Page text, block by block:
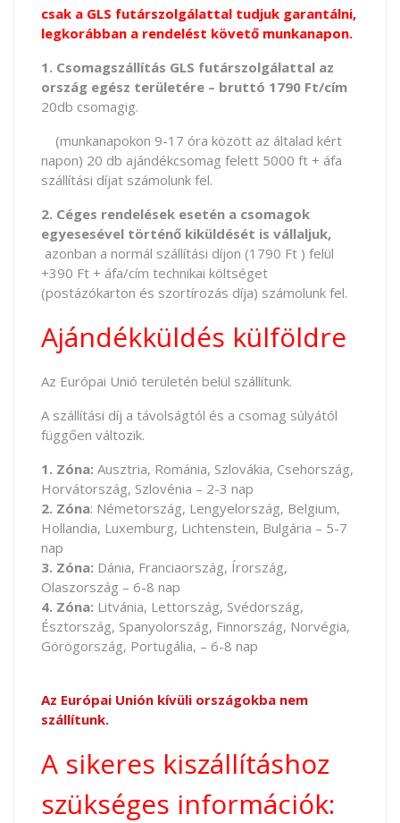
csak a GLS futárszolgálattal tudjuk garantálni,
legkorábban a rendelést követő munkanapon.
1. Csomagszállítás GLS futárszolgálattal az
ország egész területére – bruttó 1790 Ft/cím
20db csomagig.
(munkanapokon 9-17 óra között az általad kért
napon) 20 db ajándékcsomag felett 5000 ft + áfa
szállítási díjat számolunk fel.
2. Céges rendelések esetén a csomagok
egyesesével történő kiküldését is vállaljuk,
azonban a normál szállítási díjon (1790 Ft ) felül
+390 Ft + áfa/cím technikai költséget
(postázókarton és szortírozás díja) számolunk fel.
Ajándékküldés külföldre
Az Európai Unió területén belül szállítunk.
A szállítási díj a távolságtól és a csomag súlyától
függően változik.
1. Zóna: Ausztria, Románia, Szlovákia, Csehország,
Horvátország, Szlovénia – 2-3 nap
2. Zóna: Németország, Lengyelország, Belgium,
Hollandia, Luxemburg, Lichtenstein, Bulgária – 5-7
nap
3. Zóna: Dánia, Franciaország, Írország,
Olaszország – 6-8 nap
4. Zóna: Litvánia, Lettország, Svédország,
Észtország, Spanyolország, Finnország, Norvégia,
Görögország, Portugália, – 6-8 nap
Az Európai Unión kívüli országokba nem
szállítunk.
A sikeres kiszállításhoz
szükséges információk: